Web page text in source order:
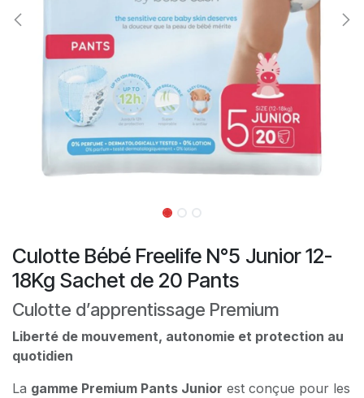
Culotte Bébé Freelife N°5 Junior 12-
18Kg Sachet de 20 Pants
Culotte d’apprentissage Premium
Liberté de mouvement, autonomie et protection au
quotidien
La gamme Premium Pants Junior est conçue pour les